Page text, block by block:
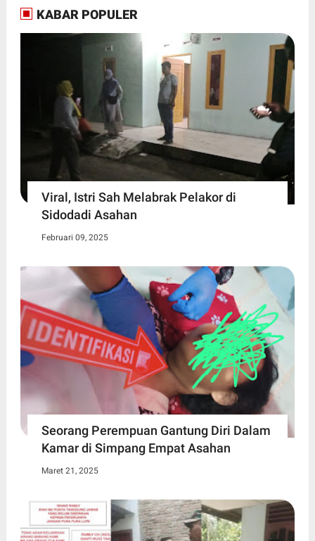
KABAR POPULER
Viral, Istri Sah Melabrak Pelakor di
Sidodadi Asahan
Februari 09, 2025
Seorang Perempuan Gantung Diri Dalam
Kamar di Simpang Empat Asahan
Maret 21, 2025